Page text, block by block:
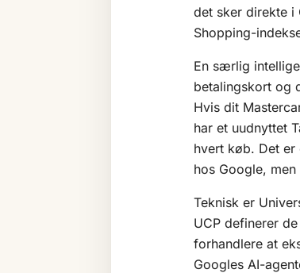
det sker direkte i
Shopping-
En særlig
betalingskort og
Hvis dit
har et uudnyttet
hvert køb. Det er
hos Google,
Teknisk er
UCP definerer
forhandlere at
Googles AI-